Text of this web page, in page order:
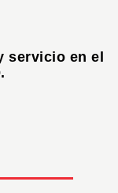
servicio en el